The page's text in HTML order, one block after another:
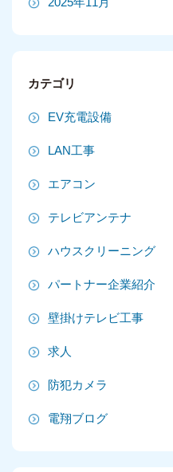
カテゴリ
EV充電設備
LAN工事
エアコン
テレビアンテナ
ハウスクリーニング
パートナー企業紹介
壁掛けテレビ工事
求人
防犯カメラ
電翔ブログ